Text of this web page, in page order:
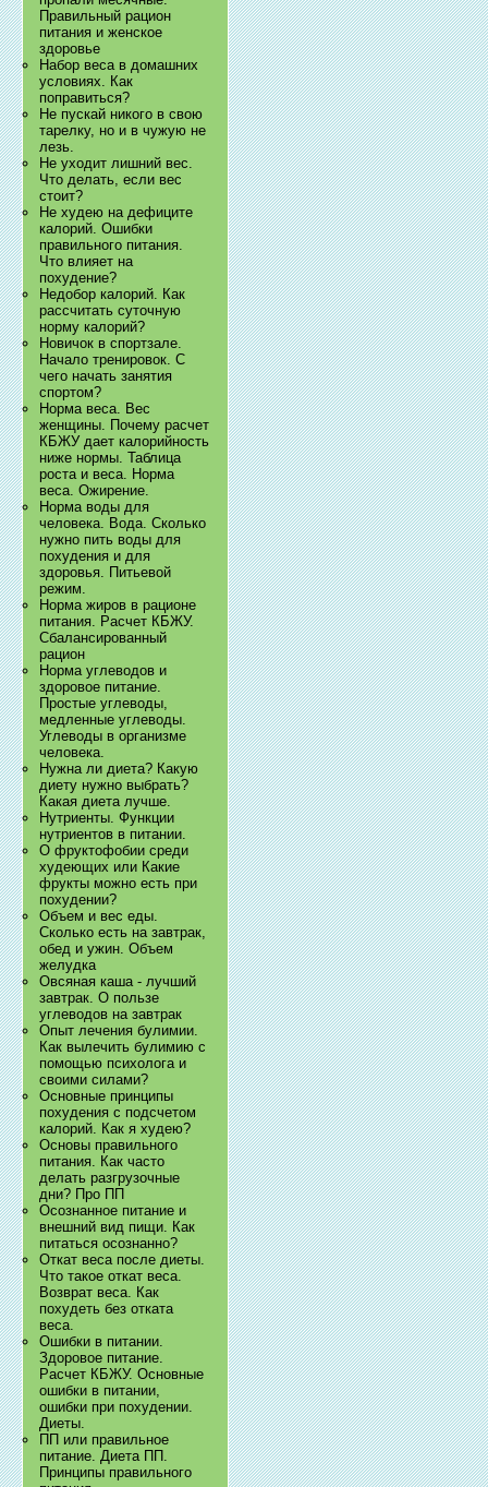
Правильный рацион
питания и женское
здоровье
Набор веса в домашних
условиях. Как
поправиться?
Не пускай никого в свою
тарелку, но и в чужую не
лезь.
Не уходит лишний вес.
Что делать, если вес
стоит?
Не худею на дефиците
калорий. Ошибки
правильного питания.
Что влияет на
похудение?
Недобор калорий. Как
рассчитать суточную
норму калорий?
Новичок в спортзале.
Начало тренировок. С
чего начать занятия
спортом?
Норма веса. Вес
женщины. Почему расчет
КБЖУ дает калорийность
ниже нормы. Таблица
роста и веса. Норма
веса. Ожирение.
Норма воды для
человека. Вода. Сколько
нужно пить воды для
похудения и для
здоровья. Питьевой
режим.
Норма жиров в рационе
питания. Расчет КБЖУ.
Сбалансированный
рацион
Норма углеводов и
здоровое питание.
Простые углеводы,
медленные углеводы.
Углеводы в организме
человека.
Нужна ли диета? Какую
диету нужно выбрать?
Какая диета лучше.
Нутриенты. Функции
нутриентов в питании.
О фруктофобии среди
худеющих или Какие
фрукты можно есть при
похудении?
Объем и вес еды.
Сколько есть на завтрак,
обед и ужин. Объем
желудка
Овсяная каша - лучший
завтрак. О пользе
углеводов на завтрак
Опыт лечения булимии.
Как вылечить булимию с
помощью психолога и
своими силами?
Основные принципы
похудения с подсчетом
калорий. Как я худею?
Основы правильного
питания. Как часто
делать разгрузочные
дни? Про ПП
Осознанное питание и
внешний вид пищи. Как
питаться осознанно?
Откат веса после диеты.
Что такое откат веса.
Возврат веса. Как
похудеть без отката
веса.
Ошибки в питании.
Здоровое питание.
Расчет КБЖУ. Основные
ошибки в питании,
ошибки при похудении.
Диеты.
ПП или правильное
питание. Диета ПП.
Принципы правильного